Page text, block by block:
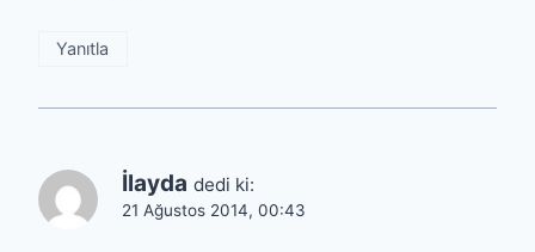
Yanıtla
İlayda dedi ki:
21 Ağustos 2014, 00:43